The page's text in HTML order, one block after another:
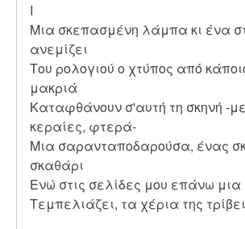
Ι
Μια σκεπασμένη λάμπα κι ένα
ανεμίζει
Του ρολογιού ο χτύπος από
μακριά
Καταφθάνουν σ'αυτή τη σκηνή -
κεραίες, φτερά-
Μια σαρανταποδαρούσα, ένας
σκαθάρι
Ενώ στις σελίδες μου επάνω
Τεμπελιάζει, τα χέρια της